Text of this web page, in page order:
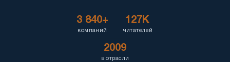
3 840+
компаний
127K
читателей
2009
в отрасли